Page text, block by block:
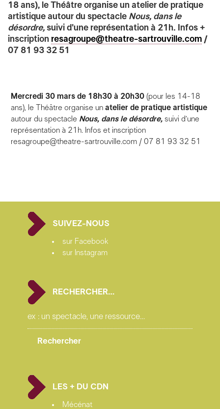
18 ans), le Théâtre organise un atelier de pratique
artistique autour du spectacle Nous, dans le
désordre,suivi d'unereprésentation à 21h. Infos +
inscriptionresagroupe@theatre-sartrouville.com /
07 81 93 32 51
Mercredi 30 mars de 18h30 à 20h30 (pour les 14-18
ans), le Théâtre organise un atelier de pratique artistique
autour du spectacle Nous, dans le désordre,suivi d’une
représentation à 21h. Infos et inscription
resagroupe@theatre-sartrouville.com / 07 81 93 32 51
SUIVEZ-NOUS
sur Facebook
sur Instagram
RECHERCHER…
LES + DU CDN
Mécénat